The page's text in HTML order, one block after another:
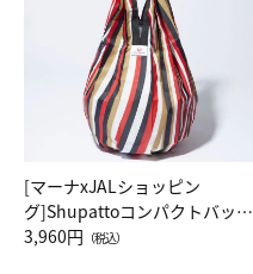
[マーナxJALショッピン
グ]Shupattoコンパクトバッグ
Drop JAL客室乗務員（LC）ス
3,960円 （税込）